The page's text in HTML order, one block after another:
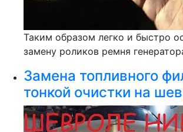
Таким образом легко и быстро
замену роликов ремня
Замена топливного
тонкой очистки на